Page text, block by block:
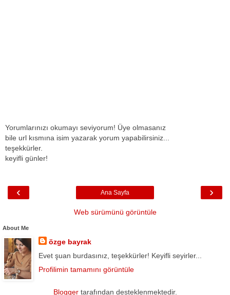
Yorumlarınızı okumayı seviyorum! Üye olmasanız
bile url kısmına isim yazarak yorum yapabilirsiniz...
teşekkürler.
keyifli günler!
‹ ›
Ana Sayfa
Web sürümünü görüntüle
About Me
özge bayrak
Evet şuan burdasınız, teşekkürler! Keyifli seyirler...
Profilimin tamamını görüntüle
Bloggertarafından desteklenmektedir.